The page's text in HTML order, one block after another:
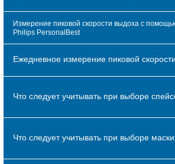
Измерение пиковой скорости выдоха с
Philips PersonalBest
Ежедневное измерение пиковой
Что следует учитывать при выборе
Что следует учитывать при выборе